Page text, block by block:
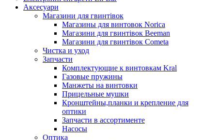
Аксесуари
Магазини для гвинтівок
Магазины для винтовок Norica
Магазини для гвинтівок Beeman
Магазини для гвинтівок Cometa
Чистка и уход
Запчасти
Комплектующие к винтовкам Kral
Газовые пружины
Манжеты на винтовки
Прицельные мушки
Кронштейны,планки и крепление для
оптики
Запчасти в ассортименте
Насосы
Оптика